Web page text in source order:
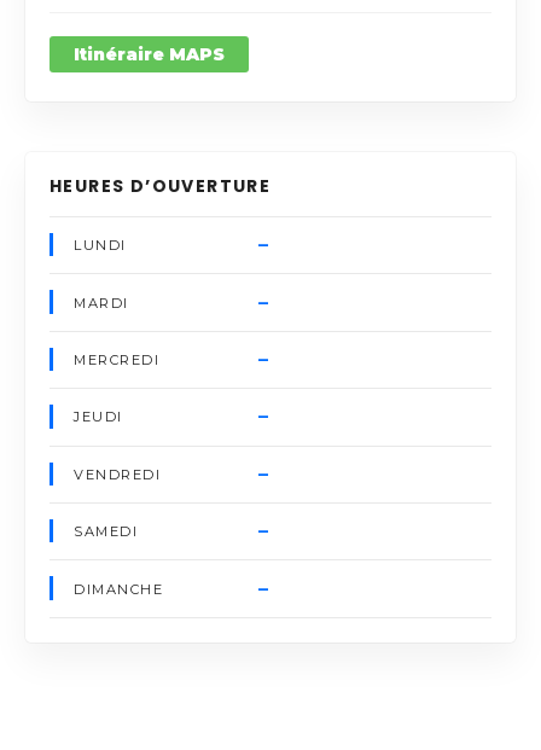
Itinéraire MAPS
HEURES D’OUVERTURE
LUNDI –
MARDI –
MERCREDI –
JEUDI –
VENDREDI –
SAMEDI –
DIMANCHE –